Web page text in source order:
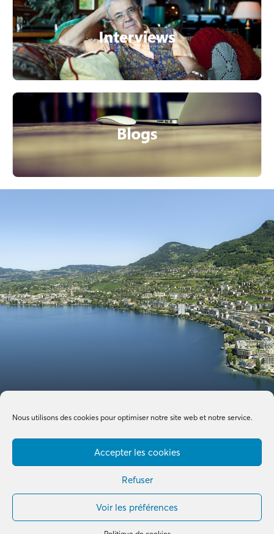
Nous utilisons des cookies pour optimiser notre site web et notre service.
Accepter les cookies
Refuser
Voir les préférences
B+G & Partners SA © 2026 –